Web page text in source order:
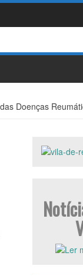
Doenças